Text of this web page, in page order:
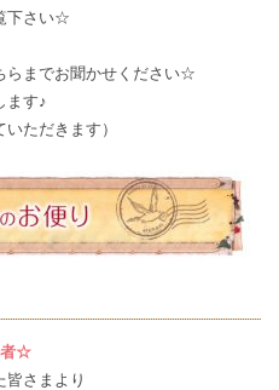
下さい☆
ら までお聞かせください☆
ます♪
ただきます）
者☆
皆さまより